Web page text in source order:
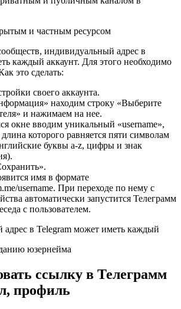
и частным ресурсом
индивидуальный адрес в
каждый аккаунт. Для этого необходимо
это сделать:
своего аккаунта.
находим строку «Выберите
и нажимаем на нее.
окне вводим уникальный «username»,
которого равняется пяти символам
буквы a-z, цифры и знак
имя в формате
username. При переходе по нему с
автоматически запустится Телеграмм
с пользователем.
юзернейма
ссылку в Телеграмм
профиль